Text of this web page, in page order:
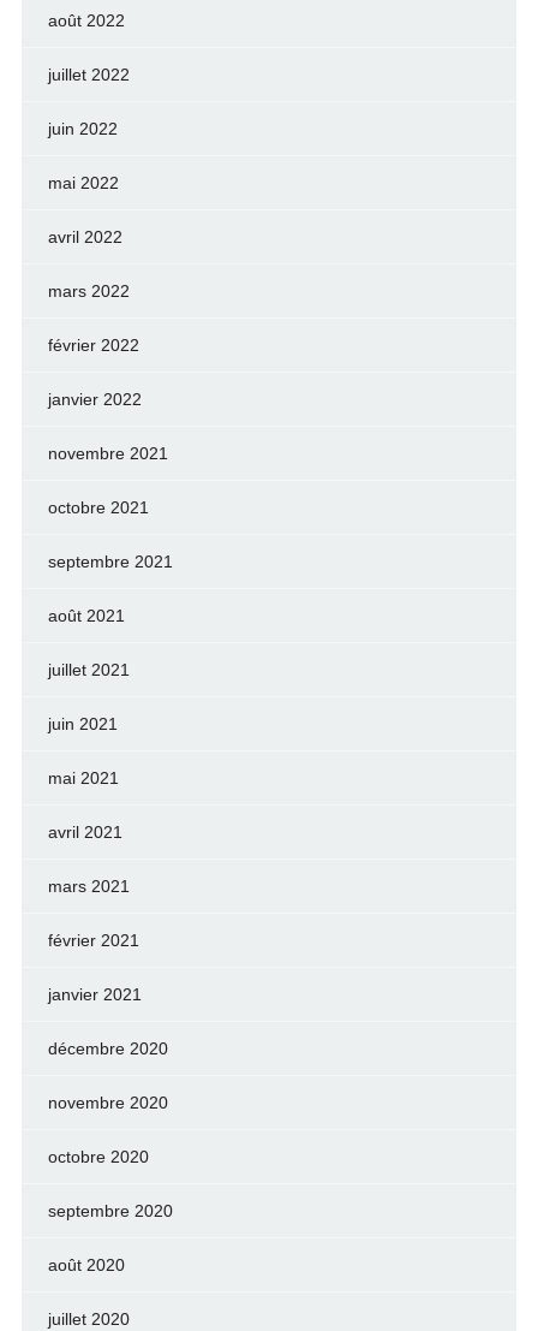
août 2022
juillet 2022
juin 2022
mai 2022
avril 2022
mars 2022
février 2022
janvier 2022
novembre 2021
octobre 2021
septembre 2021
août 2021
juillet 2021
juin 2021
mai 2021
avril 2021
mars 2021
février 2021
janvier 2021
décembre 2020
novembre 2020
octobre 2020
septembre 2020
août 2020
juillet 2020